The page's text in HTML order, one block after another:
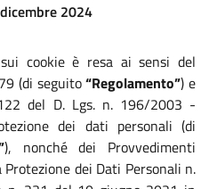
2024
cookie è resa ai sensi del
(di seguito“Regolamento”) e
del D. Lgs. n. 196/2003 -
dei dati personali (di
), nonché dei Provvedimenti
dei Dati Personali n.